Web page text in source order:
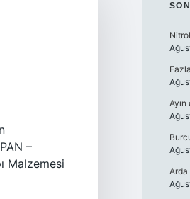
–
Malzemesi
Arda